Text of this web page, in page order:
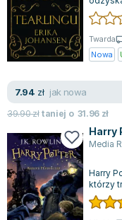
Zygmunt Freud
Agata Passent
Michel Moran
Jo Nesbo
Katarzyna Miller
Antoine de Saint
Lew Tołstoj
Mark Twain
Marcin Meller
Paulina Młynarska
ks. Piotr
Twarda
Nowa
7.94 zł jak nowa
39.90złtaniej o 31.96 zł
Harry
Media
Harry
którzy
od